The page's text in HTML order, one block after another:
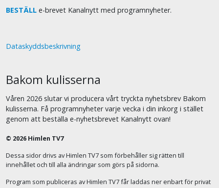
BESTÄLL e-brevet Kanalnytt med programnyheter.
Dataskyddsbeskrivning
Bakom kulisserna
Våren 2026 slutar vi producera vårt tryckta nyhetsbrev Bakom
kulisserna. Få programnyheter varje vecka i din inkorg i stället
genom att beställa e-nyhetsbrevet Kanalnytt ovan!
© 2026 Himlen TV7
Dessa sidor drivs av Himlen TV7 som förbehåller sig rätten till
innehållet och till alla ändringar som görs på sidorna.
Program som publiceras av Himlen TV7 får laddas ner enbart för privat